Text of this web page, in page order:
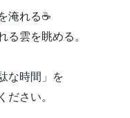
淹れる☕️
雲を眺める。
な時間」を
さい。